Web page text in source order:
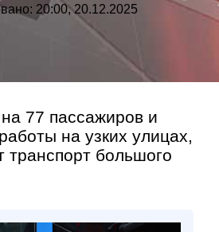
20:00, 20.12.2025
77 пассажиров и
на узких улицах,
транспорт большого